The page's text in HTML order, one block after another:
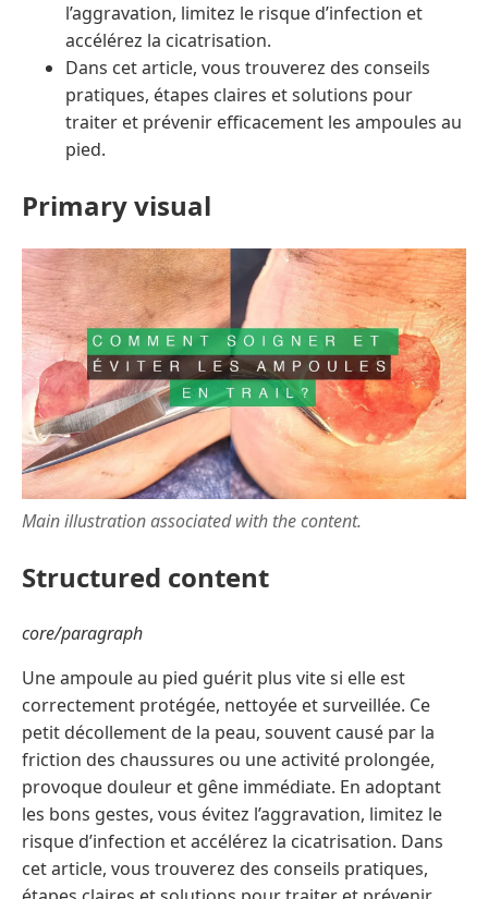
l’aggravation, limitez le risque d’infection et
accélérez la cicatrisation.
Dans cet article, vous trouverez des conseils
pratiques, étapes claires et solutions pour
traiter et prévenir efficacement les ampoules au
pied.
Primary visual
Main illustration associated with the content.
Structured content
core/paragraph
Une ampoule au pied guérit plus vite si elle est
correctement protégée, nettoyée et surveillée. Ce
petit décollement de la peau, souvent causé par la
friction des chaussures ou une activité prolongée,
provoque douleur et gêne immédiate. En adoptant
les bons gestes, vous évitez l’aggravation, limitez le
risque d’infection et accélérez la cicatrisation. Dans
cet article, vous trouverez des conseils pratiques,